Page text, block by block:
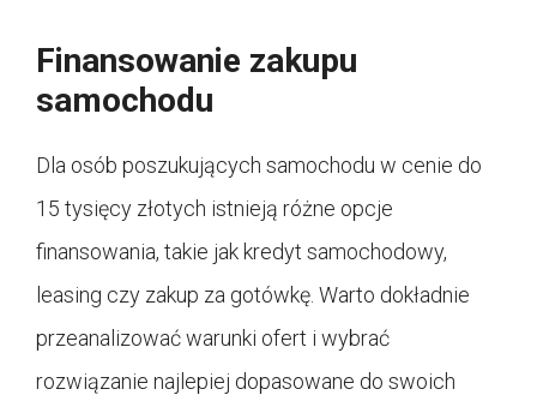
Finansowanie zakupu
samochodu
Dla osób poszukujących samochodu w cenie do
15 tysięcy złotych istnieją różne opcje
finansowania, takie jak kredyt samochodowy,
leasing czy zakup za gotówkę. Warto dokładnie
przeanalizować warunki ofert i wybrać
rozwiązanie najlepiej dopasowane do swoich